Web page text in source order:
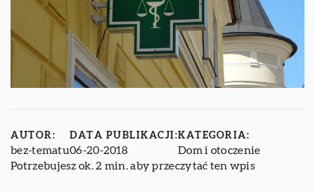
AUTOR:
bez-tematu
DATA PUBLIKACJI:
06-20-2018
KATEGORIA:
Dom i otoczenie
Potrzebujesz ok. 2 min. aby przeczytać ten wpis